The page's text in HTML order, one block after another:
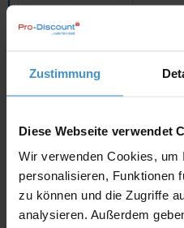
Zustimmung
Diese Webseite verwendet
Wir verwenden Cookies, um
personalisieren, Funktionen
zu können und die Zugriffe
analysieren. Außerdem
netto
Angebot
Individuelle
Lieferzeiten